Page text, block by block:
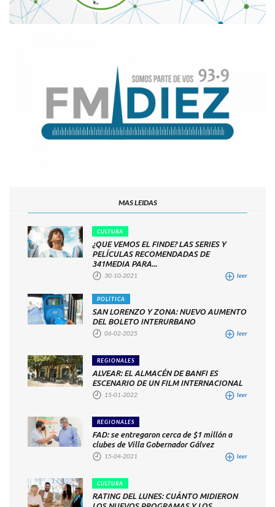
MAS LEIDAS
CULTURA
¿QUE VEMOS EL FINDE? LAS SERIES Y
PELÍCULAS RECOMENDADAS DE
341MEDIA PARA...
30-10-2021 leer
POLÍTICA
SAN LORENZO Y ZONA: NUEVO AUMENTO
DEL BOLETO INTERURBANO
06-02-2025 leer
REGIONALES
ALVEAR: EL ALMACÉN DE BANFI ES
ESCENARIO DE UN FILM INTERNACIONAL
15-01-2022 leer
REGIONALES
FAD: se entregaron cerca de $1 millón a
clubes de Villa Gobernador Gálvez
15-04-2021 leer
CULTURA
RATING DEL LUNES: CUÁNTO MIDIERON